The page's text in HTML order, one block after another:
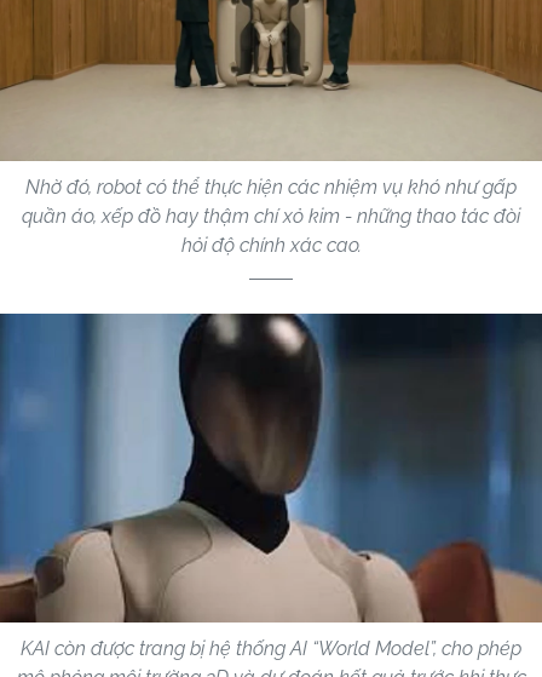
Nhờ đó, robot có thể thực hiện các nhiệm vụ khó như gấp
quần áo, xếp đồ hay thậm chí xỏ kim - những thao tác đòi
hỏi độ chính xác cao.
KAI còn được trang bị hệ thống AI “World Model”, cho phép